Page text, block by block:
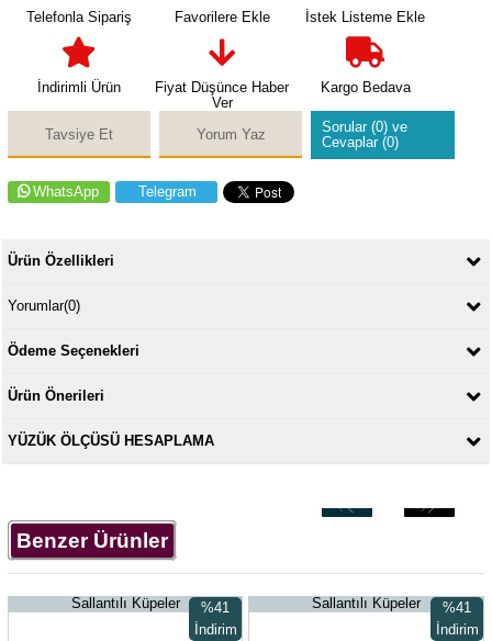
Telefonla Sipariş Favorilere Ekle İstek Listeme Ekle
İndirimli Ürün
Fiyat Düşünce Haber
Ver
Kargo Bedava
Tavsiye Et Yorum Yaz
Sorular (0) ve
Cevaplar (0)
WhatsApp Telegram
Ürün Özellikleri
Yorumlar(0)
Ödeme Seçenekleri
Ürün Önerileri
YÜZÜK ÖLÇÜSÜ HESAPLAMA
Benzer Ürünler
Sallantılı Küpeler
%41
İndirim
Sallantılı Küpeler
%41
İndirim
‹ ›